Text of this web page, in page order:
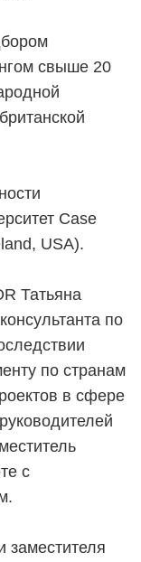
свыше 20
Case
USA).
Татьяна
по
по странам
в сфере
с
заместителя